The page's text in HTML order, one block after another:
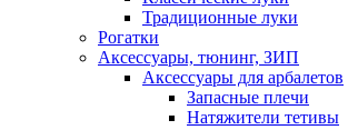
Традиционные луки
Рогатки
Аксессуары, тюнинг, ЗИП
Аксессуары для арбалетов
Запасные плечи
Натяжители тетивы